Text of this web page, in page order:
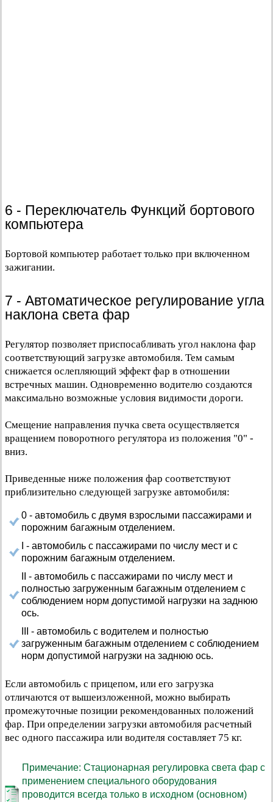
6 - Переключатель Функций бортового
компьютера
Бортовой компьютер работает только при включенном
зажигании.
7 - Автоматическое регулирование угла
наклона света фар
Регулятор позволяет приспосабливать угол наклона фар
соответствующий загрузке автомобиля. Тем самым
снижается ослепляющий эффект фар в отношении
встречных машин. Одновременно водителю создаются
максимально возможные условия видимости дороги.
Смещение направления пучка света осуществляется
вращением поворотного регулятора из положения "0" -
вниз.
Приведенные ниже положения фар соответствуют
приблизительно следующей загрузке автомобиля:
0 - автомобиль с двумя взрослыми пассажирами и
порожним багажным отделением.
I - автомобиль с пассажирами по числу мест и с
порожним багажным отделением.
II - автомобиль с пассажирами по числу мест и
полностью загруженным багажным отделением с
соблюдением норм допустимой нагрузки на заднюю
ось.
III - автомобиль с водителем и полностью
загруженным багажным отделением с соблюдением
норм допустимой нагрузки на заднюю ось.
Если автомобиль с прицепом, или его загрузка
отличаются от вышеизложенной, можно выбирать
промежуточные позиции рекомендованных положений
фар. При определении загрузки автомобиля расчетный
вес одного пассажира или водителя составляет 75 кг.
Примечание: Стационарная регулировка света фар с
применением специального оборудования
проводится всегда только в исходном (основном)